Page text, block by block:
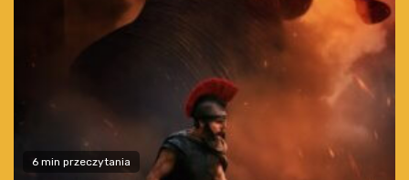
6 min przeczytania